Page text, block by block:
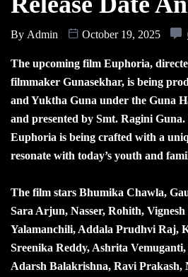
By Admin October 19, 2025
The upcoming film Euphoria,
filmmaker Gunasekhar, is being
and Yuktha Guna under the Guna
and presented by Smt. Ragini
Euphoria is being crafted with a
resonate with today’s youth and
The film stars Bhumika Chawla,
Sara Arjun, Nasser, Rohith,
Yalamanchili, Addala Prudhvi Raj,
Sreenika Reddy, Ashrita
Adarsh Balakrishna, Ravi Prakash,